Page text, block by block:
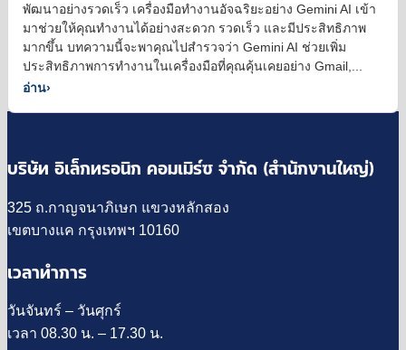
พัฒนาอย่างรวดเร็ว เครื่องมือทำงานอัจฉริยะอย่าง Gemini AI เข้า
มาช่วยให้คุณทำงานได้อย่างสะดวก รวดเร็ว และมีประสิทธิภาพ
มากขึ้น บทความนี้จะพาคุณไปสำรวจว่า Gemini AI ช่วยเพิ่ม
ประสิทธิภาพการทำงานในเครื่องมือที่คุณคุ้นเคยอย่าง Gmail,...
อ่าน›
บริษัท อิเล็กทรอนิก คอมเมิร์ซ จำกัด (สำนักงานใหญ่)
325 ถ.กาญจนาภิเษก แขวงหลักสอง
เขตบางแค กรุงเทพฯ 10160
เวลาทำการ
วันจันทร์ – วันศุกร์
เวลา 08.30 น. – 17.30 น.